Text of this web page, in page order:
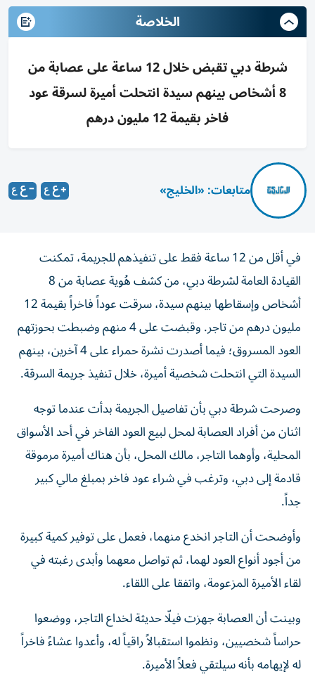
الخلاصة
شرطة دبي تقبض خلال 12 ساعة على عصابة من
8 أشخاص بينهم سيدة انتحلت أميرة لسرقة عود
فاخر بقيمة 12 مليون درهم
متابعات: «الخليج»
في أقل من 12 ساعة فقط على تنفيذهم للجريمة، تمكنت
القيادة العامة لشرطة دبي، من كشف هُوية عصابة من 8
أشخاص وإسقاطها بينهم سيدة، سرقت عوداً فاخراً بقيمة 12
مليون درهم من تاجر. وقبضت على 4 منهم وضبطت بحوزتهم
العود المسروق؛ فيما أصدرت نشرة حمراء على 4 آخرين، بينهم
السيدة التي انتحلت شخصية أميرة، خلال تنفيذ جريمة السرقة.
وصرحت شرطة دبي بأن تفاصيل الجريمة بدأت عندما توجه
اثنان من أفراد العصابة لمحل لبيع العود الفاخر في أحد الأسواق
المحلية، وأوهما التاجر، مالك المحل، بأن هناك أميرة مرموقة
قادمة إلى دبي، وترغب في شراء عود فاخر بمبلغ مالي كبير
جداً.
وأوضحت أن التاجر انخدع منهما، فعمل على توفير كمية كبيرة
من أجود أنواع العود لهما، ثم تواصل معهما وأبدى رغبته في
لقاء الأميرة المزعومة، واتفقا على اللقاء.
وبينت أن العصابة جهزت فيلّا حديثة لخداع التاجر، ووضعوا
حراساً شخصيين، ونظموا استقبالاً راقياً له، وأعدوا عشاءً فاخراً
له لإيهامه بأنه سيلتقي فعلاً الأميرة.